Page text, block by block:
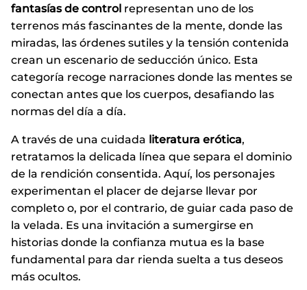
fantasías de control representan uno de los
terrenos más fascinantes de la mente, donde las
miradas, las órdenes sutiles y la tensión contenida
crean un escenario de seducción único. Esta
categoría recoge narraciones donde las mentes se
conectan antes que los cuerpos, desafiando las
normas del día a día.
A través de una cuidada literatura erótica,
retratamos la delicada línea que separa el dominio
de la rendición consentida. Aquí, los personajes
experimentan el placer de dejarse llevar por
completo o, por el contrario, de guiar cada paso de
la velada. Es una invitación a sumergirse en
historias donde la confianza mutua es la base
fundamental para dar rienda suelta a tus deseos
más ocultos.